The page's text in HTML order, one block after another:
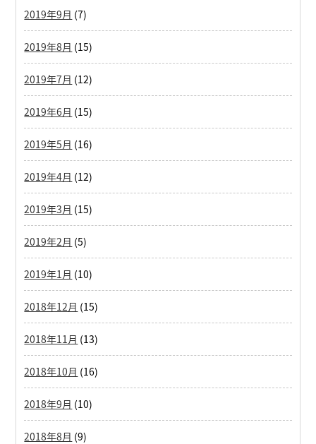
2019年9月 (7)
2019年8月 (15)
2019年7月 (12)
2019年6月 (15)
2019年5月 (16)
2019年4月 (12)
2019年3月 (15)
2019年2月 (5)
2019年1月 (10)
2018年12月 (15)
2018年11月 (13)
2018年10月 (16)
2018年9月 (10)
2018年8月 (9)